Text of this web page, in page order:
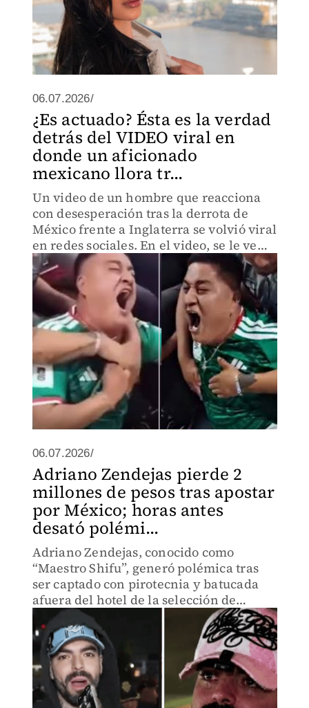
06.07.2026/
¿Es actuado? Ésta es la verdad
detrás del VIDEO viral en
donde un aficionado
mexicano llora tr...
Un video de un hombre que reacciona
con desesperación tras la derrota de
México frente a Inglaterra se volvió viral
en redes sociales. En el video, se le ve
llorando, gritando y colapsando frente a
su familia durante los últimos minutos
del partido,
06.07.2026/
Adriano Zendejas pierde 2
millones de pesos tras apostar
por México; horas antes
desató polémi...
Adriano Zendejas, conocido como
“Maestro Shifu”, generó polémica tras
ser captado con pirotecnia y batucada
afuera del hotel de la selección de
Inglaterra, y horas después reveló en
entrevista que perdió 2 millones de
pesos tras apostar por México en